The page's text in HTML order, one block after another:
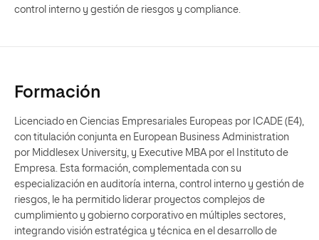
control interno y gestión de riesgos y compliance.
Formación
Licenciado en Ciencias Empresariales Europeas por ICADE (E4),
con titulación conjunta en European Business Administration
por Middlesex University, y Executive MBA por el Instituto de
Empresa. Esta formación, complementada con su
especialización en auditoría interna, control interno y gestión de
riesgos, le ha permitido liderar proyectos complejos de
cumplimiento y gobierno corporativo en múltiples sectores,
integrando visión estratégica y técnica en el desarrollo de